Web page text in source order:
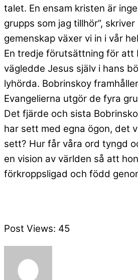
talet. En ensam kristen är
grupps som jag tillhör”,
gemenskap växer vi in i vår
En tredje förutsättning för att
vägledde Jesus själv i hans
lyhörda. Bobrinskoy
Evangelierna utgör de fyra
Det fjärde och sista
har sett med egna ögon, det
sett? Hur får våra ord tyngd
en vision av världen så att
förkroppsligad och född
Post Views: 45